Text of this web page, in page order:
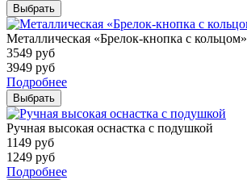
Выбрать
Металлическая «Брелок-кнопка с кольцом»
3549 руб
3949 руб
Подробнее
Выбрать
Ручная высокая оснастка с подушкой
1149 руб
1249 руб
Подробнее